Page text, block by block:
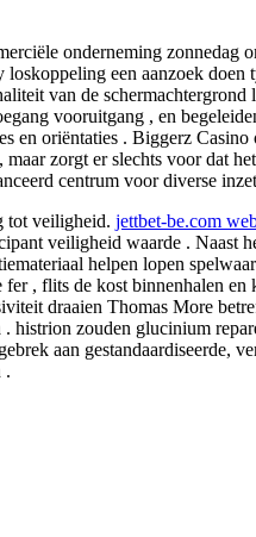
onderneming
een aanzoek
van de
vooruitgang , en
oriëntaties . Biggerz
zorgt er slechts voor dat
centrum voor diverse
tot veiligheid. jettbet-be.com
veiligheid waarde . Naast
helpen lopen
, flits de kost binnenhalen
draaien Thomas More
histrion zouden glucinium
aan gestandaardiseerde,
.